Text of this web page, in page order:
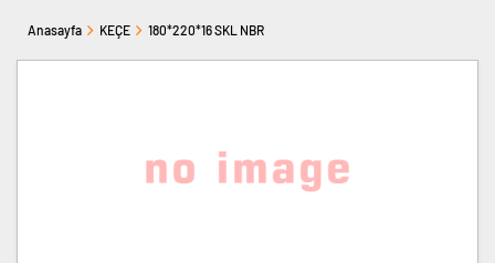
Anasayfa KEÇE 180*220*16 SKL NBR